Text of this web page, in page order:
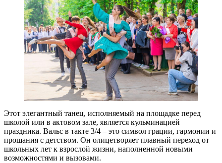
Этот элегантный танец, исполняемый на площадке перед
школой или в актовом зале, является кульминацией
праздника. Вальс в такте 3/4 – это символ грации, гармонии и
прощания с детством. Он олицетворяет плавный переход от
школьных лет к взрослой жизни, наполненной новыми
возможностями и вызовами.